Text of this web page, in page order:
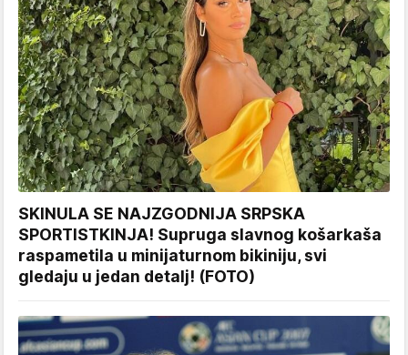
SKINULA SE NAJZGODNIJA SRPSKA
SPORTISTKINJA! Supruga slavnog košarkaša
raspametila u minijaturnom bikiniju, svi
gledaju u jedan detalj! (FOTO)